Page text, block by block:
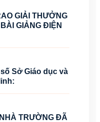
GIẢI THƯỞNG
GIẢNG ĐIỆN
Sở Giáo dục và
TRƯỜNG ĐÃ